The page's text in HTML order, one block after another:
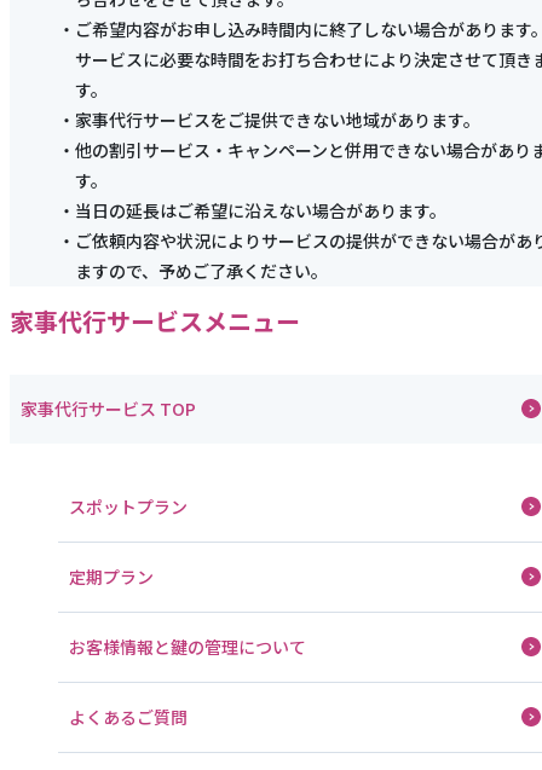
ご希望内容がお申し込み時間内に終了しない場合があります
サービスに必要な時間をお打ち合わせにより決定させて頂き
す。
家事代行サービスをご提供できない地域があります。
他の割引サービス・キャンペーンと併用できない場合があり
す。
当日の延長はご希望に沿えない場合があります。
ご依頼内容や状況によりサービスの提供ができない場合があ
ますので、予めご了承ください。
家事代行サービスメニュー
家事代行サービス TOP
スポットプラン
定期プラン
お客様情報と鍵の管理について
よくあるご質問